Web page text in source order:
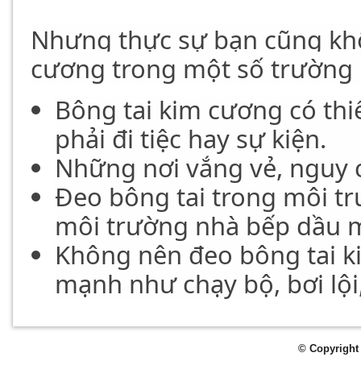
Nhưng thực sự bạn cũng
cương trong một số trường
Bông tai kim cương có
phải đi tiệc hay sự kiện.
Những nơi vắng vẻ, nguy
Đeo bông tai trong môi
môi trường nhà bếp dầu
Không nên đeo bông tai
mạnh như chạy bộ, bơi
© Copyright